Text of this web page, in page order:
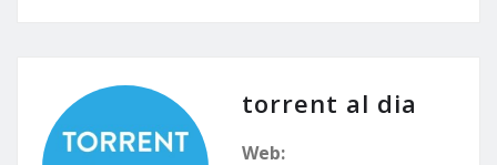
torrent al dia
Web: